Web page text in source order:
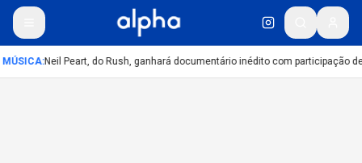
MÚSICA:Neil Peart, do Rush, ganhará documentário inédito com participação